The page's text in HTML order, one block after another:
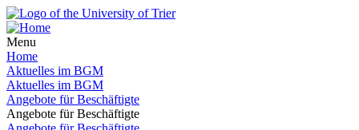
Menu
Home
Aktuelles im BGM
Aktuelles im BGM
Angebote für Beschäftigte
Angebote für Beschäftigte